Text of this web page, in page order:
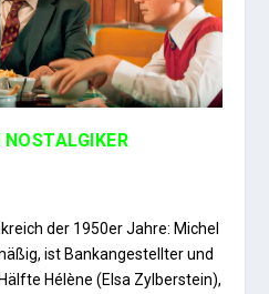
NOSTALGIKER
der 1950er Jahre: Michel
ist Bankangestellter und
Hélène (Elsa Zylberstein),